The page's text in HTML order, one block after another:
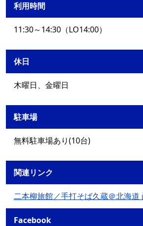
利用時間
11:30～14:30（LO14:00）
休日
木曜日、金曜日
駐車場
無料駐車場あり(10台)
関連リンク
二本柳旅館／手打そば久蔵＠北海道
Facebook